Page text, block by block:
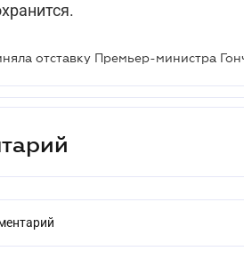
отставку Премьер-министра